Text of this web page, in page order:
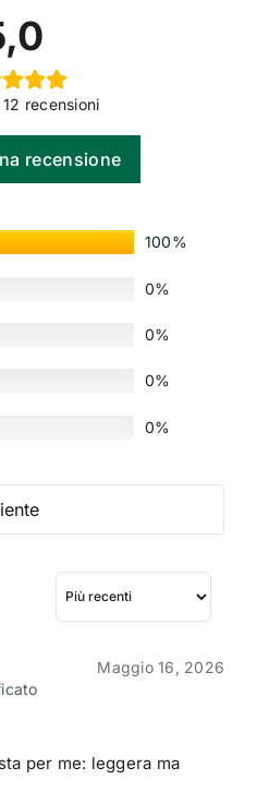
recensioni
recensione
100%
0%
0%
0%
0%
Maggio 16, 2026
per me: leggera ma